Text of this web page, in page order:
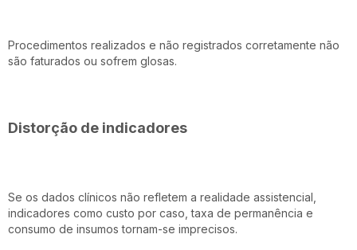
Procedimentos realizados e não registrados corretamente não
são faturados ou sofrem glosas.
Distorção de indicadores
Se os dados clínicos não refletem a realidade assistencial,
indicadores como custo por caso, taxa de permanência e
consumo de insumos tornam-se imprecisos.